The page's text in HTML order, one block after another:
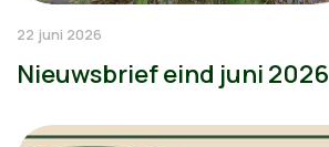
22 juni 2026
Nieuwsbrief eind juni 2026